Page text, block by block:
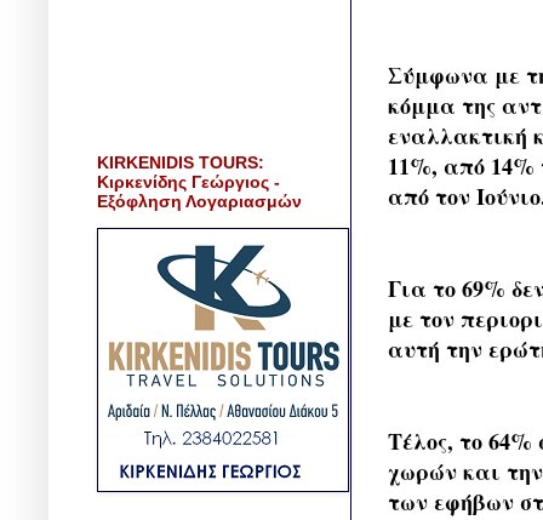
Σύμφωνα με
κόμμα της
εναλλακτική
11%, από
από τον
Για το 69%
με τον
αυτή την
Τέλος, το
χωρών και
των εφήβων
KIRKENIDIS TOURS:
Κιρκενίδης Γεώργιος -
Εξόφληση Λογαριασμών